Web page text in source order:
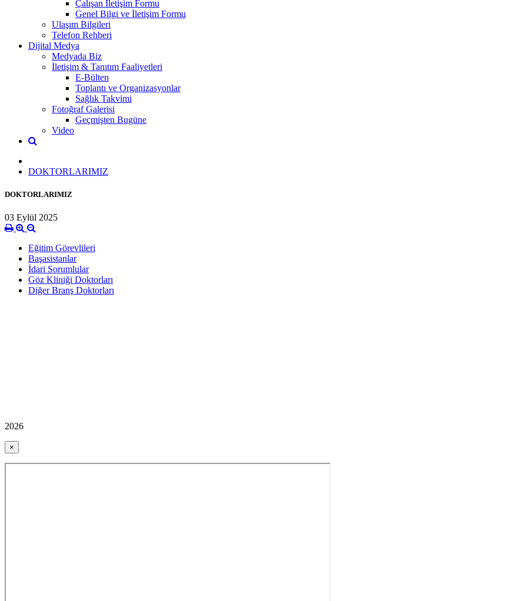
Çalışan İletişim Formu
Genel Bilgi ve İletişim Formu
Ulaşım Bilgileri
Telefon Rehberi
Dijital Medya
Medyada Biz
İletişim & Tanıtım Faaliyetleri
E-Bülten
Toplantı ve Organizasyonlar
Sağlık Takvimi
Fotoğraf Galerisi
Geçmişten Bugüne
Video
DOKTORLARIMIZ
DOKTORLARIMIZ
03 Eylül 2025
Eğitim Görevlileri
Başasistanlar
İdari Sorumlular
Göz Kliniği Doktorları
Diğer Branş Doktorları
2026
×